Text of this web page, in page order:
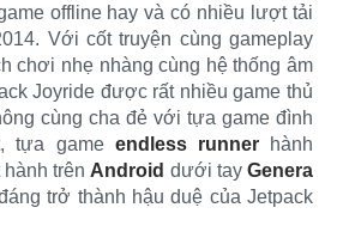
offline hay và có nhiều lượt tải
Với cốt truyện cùng gameplay
chơi nhẹ nhàng cùng hệ thống âm
Joyride được rất nhiều game thủ
cùng cha đẻ với tựa game đình
, tựa game endless runnerhành
trên Android dưới tayGenera
trở thành hậu duệ của Jetpack